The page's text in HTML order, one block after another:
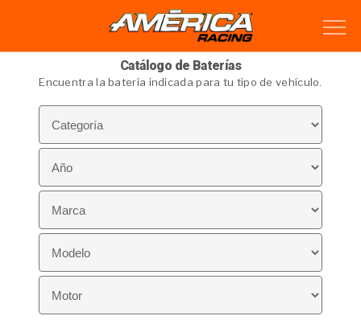
Catálogo de Baterías
Encuentra la batería indicada para tu tipo de vehículo.